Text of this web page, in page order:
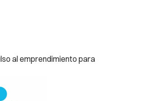
al emprendimiento para